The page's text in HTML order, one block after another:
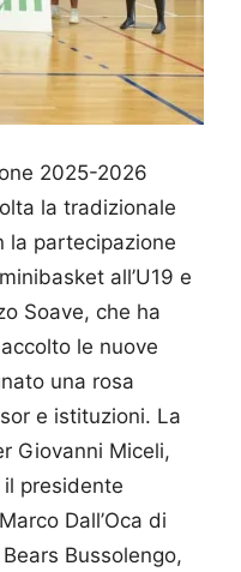
2025-2026
la tradizionale
la partecipazione
all’U19 e
Soave, che ha
le nuove
una rosa
e istituzioni. La
Giovanni Miceli,
presidente
Dall’Oca di
Bussolengo,